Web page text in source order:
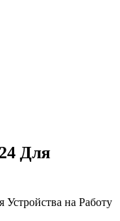
Для
на Работу